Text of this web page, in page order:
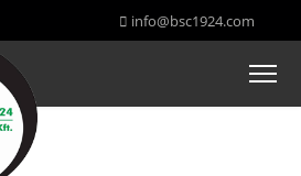
info@bsc1924.com